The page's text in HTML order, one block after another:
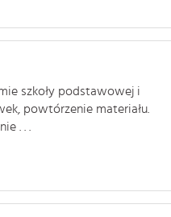
szkoły podstawowej i
powtórzenie materiału.
. . .